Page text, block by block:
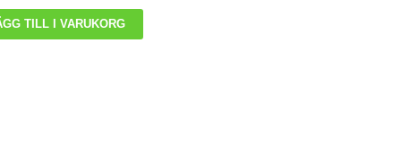
TILL I VARUKORG